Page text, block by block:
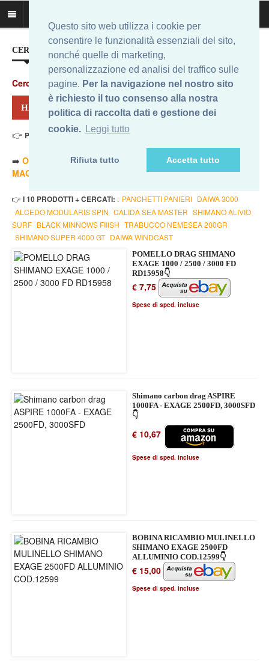
Questo sito web utilizza i cookie per
consentire le funzionalità essenziali del sito,
nonché quelle di marketing,
personalizzazione ed analisi del traffico sulle
pagine. Per la navigazione nel nostro sito
è richiesto il tuo consenso alla nostra
politica di raccolta dati e gestione dei
cookie. Leggi tutto
Rifiuta tutto Accetta tutto
CERCA IL MIGLIOR PREZZO...
Cerca
HAI CERCATO: EXAGE 2500 FD
👉 Prezzo Min. 7,75 Eur - Prezzo Max 58,52 Eur
➡️ ORDINA PER PREZZO MINORE
ORDINA PER PREZZO
MAGGIORE
- 🔥TUTTI
👉 I 10 PRODOTTI + CERCATI: : PANCHETTI PANIERI DAIWA 3000
ALCEDO MODULARIS SPIN CALIDA SEA MASTER SHIMANO ALIVIO
SURF BLACK MINNOWS FIIISH TRABUCCO NEMESEA 200GR
SHIMANO SUPER 4000 GT DAIWA WINDCAST
POMELLO DRAG SHIMANO
EXAGE 1000 / 2500 / 3000 FD
RD15958👇
€ 7,75
Spese di sped. incluse
Shimano carbon drag ASPIRE
1000FA - EXAGE 2500FD, 3000SFD
👇
€ 10,67
Spese di sped. incluse
BOBINA RICAMBIO MULINELLO
SHIMANO EXAGE 2500FD
ALLUMINIO COD.12599👇
€ 15,00
Spese di sped. incluse